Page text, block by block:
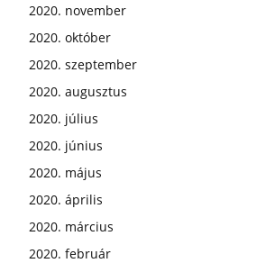
2020. november
2020. október
2020. szeptember
2020. augusztus
2020. július
2020. június
2020. május
2020. április
2020. március
2020. február